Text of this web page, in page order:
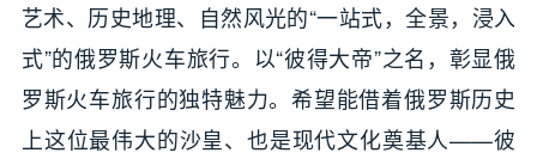
艺术、历史地理、自然风光的“一站式，全景，浸入
式”的俄罗斯火车旅行。以“彼得大帝”之名，彰显俄
罗斯火车旅行的独特魅力。希望能借着俄罗斯历史
上这位最伟大的沙皇、也是现代文化奠基人——彼